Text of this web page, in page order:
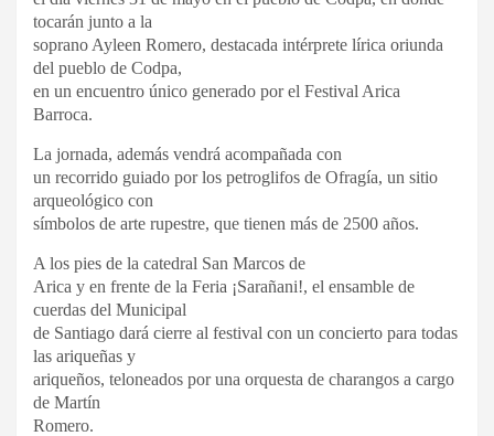
tocarán junto a la
soprano Ayleen Romero, destacada intérprete lírica oriunda
del pueblo de Codpa,
en un encuentro único generado por el Festival Arica
Barroca.
La jornada, además vendrá acompañada con
un recorrido guiado por los petroglifos de Ofragía, un sitio
arqueológico con
símbolos de arte rupestre, que tienen más de 2500 años.
A los pies de la catedral San Marcos de
Arica y en frente de la Feria ¡Sarañani!, el ensamble de
cuerdas del Municipal
de Santiago dará cierre al festival con un concierto para todas
las ariqueñas y
ariqueños, teloneados por una orquesta de charangos a cargo
de Martín
Romero.